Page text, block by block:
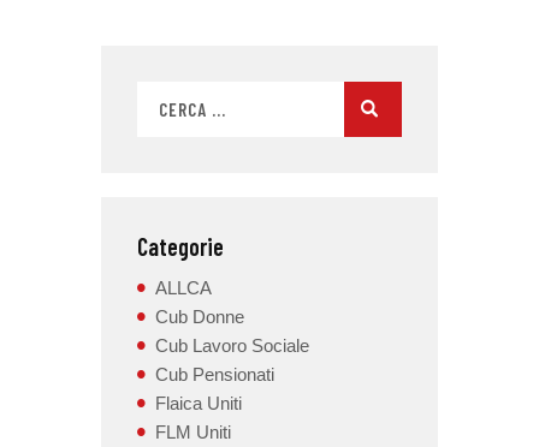
Categorie
ALLCA
Cub Donne
Cub Lavoro Sociale
Cub Pensionati
Flaica Uniti
FLM Uniti